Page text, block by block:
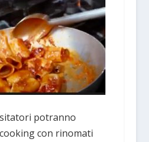
potranno
con rinomati